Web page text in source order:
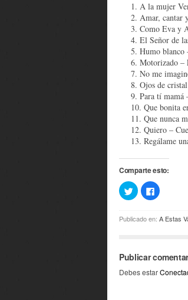
A la mujer
Amar, cantar
Como Eva y
El Señor de
Humo blanco
Motorizado –
No me
Ojos de
Para tí mamá
Que bonita
Que nunca
Quiero –
Regálame
Comparte esto:
Haz
clic
para
en
Twitter
una
ventana
Haz
clic
en
Facebook
ventana
Publicado en: A Estas
Publicar
Debes estar